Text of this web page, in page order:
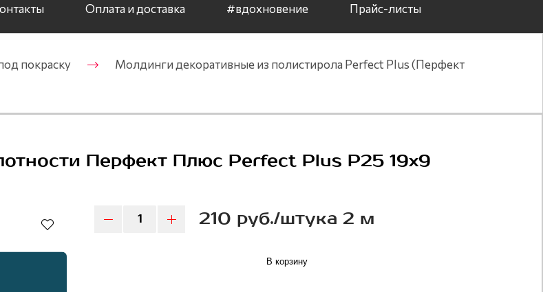
Оплата и доставка #вдохновение Прайс-листы
покраску
Молдинги декоративные из полистирола Perfect Plus (Перфект
Перфект Плюс Perfect Plus P25 19x9
210 руб./штука 2 м
В корзину